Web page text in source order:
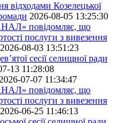
відходами Козелецької
2026-08-05 13:25:30
повідомляє, що
послуги з вивезення
2026-08-03 13:51:23
сесії селищної ради
13 11:28:08
07-07 11:34:47
повідомляє, що
послуги з вивезення
2026-06-25 11:46:13